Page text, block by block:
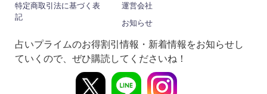
特定商取引法に基づく表
記
運営会社
お知らせ
占いプライムのお得割引情報・新着情報をお知らせし
ていくので、ぜひ購読してくださいね！